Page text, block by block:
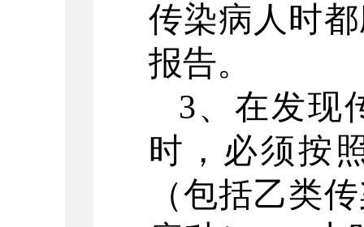
传染病人时
报告。
3、在发现
时，必须按
（包括乙类